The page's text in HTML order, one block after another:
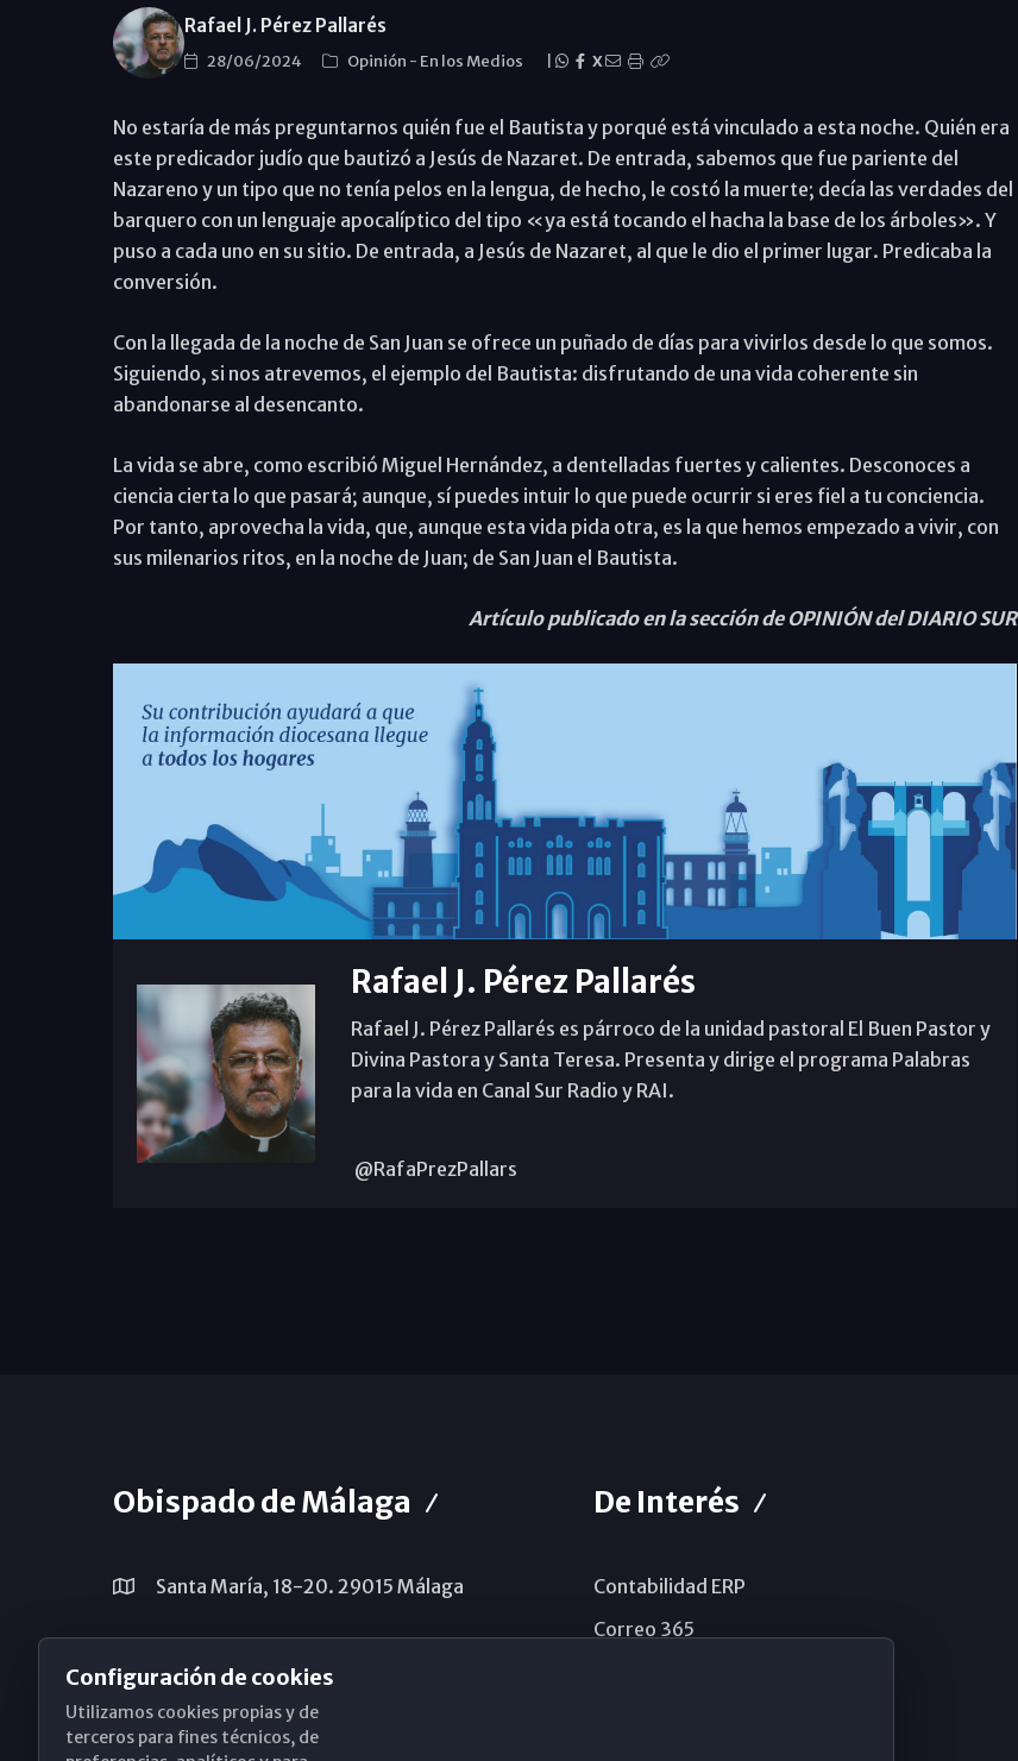
Rafael J. Pérez Pallarés
28/06/2024 Opinión - En los Medios X
No estaría de más preguntarnos quién fue el Bautista y porqué está vinculado a esta noche. Quién era
este predicador judío que bautizó a Jesús de Nazaret. De entrada, sabemos que fue pariente del
Nazareno y un tipo que no tenía pelos en la lengua, de hecho, le costó la muerte; decía las verdades del
barquero con un lenguaje apocalíptico del tipo «ya está tocando el hacha la base de los árboles». Y
puso a cada uno en su sitio. De entrada, a Jesús de Nazaret, al que le dio el primer lugar. Predicaba la
conversión.
Con la llegada de la noche de San Juan se ofrece un puñado de días para vivirlos desde lo que somos.
Siguiendo, si nos atrevemos, el ejemplo del Bautista: disfrutando de una vida coherente sin
abandonarse al desencanto.
La vida se abre, como escribió Miguel Hernández, a dentelladas fuertes y calientes. Desconoces a
ciencia cierta lo que pasará; aunque, sí puedes intuir lo que puede ocurrir si eres fiel a tu conciencia.
Por tanto, aprovecha la vida, que, aunque esta vida pida otra, es la que hemos empezado a vivir, con
sus milenarios ritos, en la noche de Juan; de San Juan el Bautista.
Artículo publicado en la sección de OPINIÓN del DIARIO SUR
Rafael J. Pérez Pallarés
Rafael J. Pérez Pallarés es párroco de la unidad pastoral El Buen Pastor y
Divina Pastora y Santa Teresa. Presenta y dirige el programa Palabras
para la vida en Canal Sur Radio y RAI.
@RafaPrezPallars
Obispado de Málaga
Santa María, 18-20. 29015 Málaga
obispado@diocesismalaga.es
De Interés
Contabilidad ERP
Correo 365
Configuración de cookies
Utilizamos cookies propias y de
terceros para fines técnicos, de